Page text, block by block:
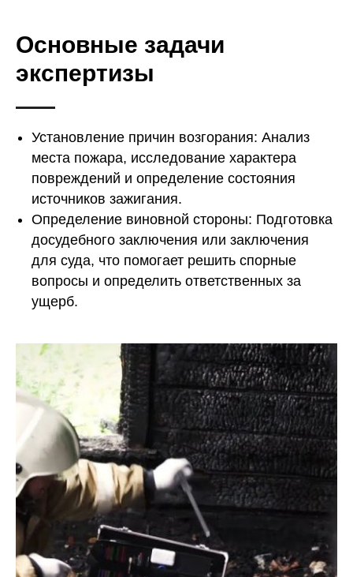
Основные задачи
экспертизы
Установление причин возгорания: Анализ
места пожара, исследование характера
повреждений и определение состояния
источников зажигания.
Определение виновной стороны: Подготовка
досудебного заключения или заключения
для суда, что помогает решить спорные
вопросы и определить ответственных за
ущерб.